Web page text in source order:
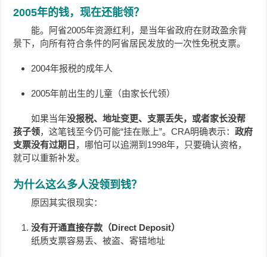
2005年的钱，现在还能领？
能。阿省2005年资源红利，是当年省政府在财政盈余背
景下，向所有符合条件的阿省居民发放的一次性免税支票。
2004年报税的成年人
2005年前出生的儿童（由家长代领）
如果当年没报税、地址变更、支票丢失，或者家长没帮
孩子领，这笔钱至今仍可能“挂在账上”。CRA明确表示：政府
支票没有过期日 ，哪怕可以追溯到1998年，只要确认资格，
就可以重新补发。
为什么这么多人没领到钱？
原因其实很现实：
没有开通直接存款（Direct Deposit）
纸质支票容易丢、被盗、寄错地址